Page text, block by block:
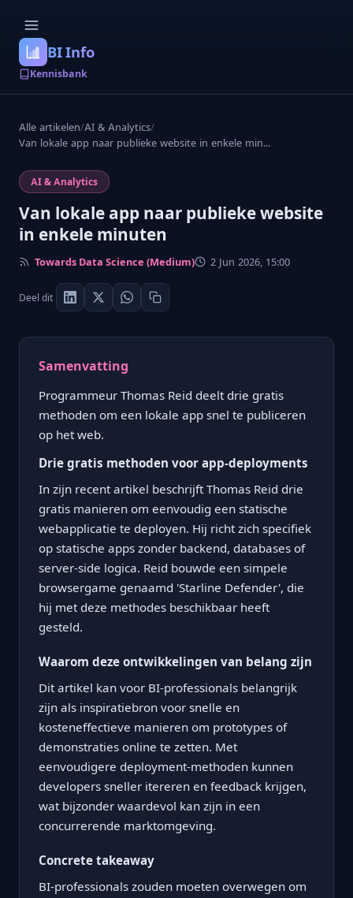
BI Info
Kennisbank
Alle artikelen/AI & Analytics/
Van lokale app naar publieke website in enkele min...
AI & Analytics
Van lokale app naar publieke website
in enkele minuten
Towards Data Science (Medium) 2 Jun 2026, 15:00
Deel dit
Samenvatting
Programmeur Thomas Reid deelt drie gratis
methoden om een lokale app snel te publiceren
op het web.
Drie gratis methoden voor app-deployments
In zijn recent artikel beschrijft Thomas Reid drie
gratis manieren om eenvoudig een statische
webapplicatie te deployen. Hij richt zich specifiek
op statische apps zonder backend, databases of
server-side logica. Reid bouwde een simpele
browsergame genaamd 'Starline Defender', die
hij met deze methodes beschikbaar heeft
gesteld.
Waarom deze ontwikkelingen van belang zijn
Dit artikel kan voor BI-professionals belangrijk
zijn als inspiratiebron voor snelle en
kosteneffectieve manieren om prototypes of
demonstraties online te zetten. Met
eenvoudigere deployment-methoden kunnen
developers sneller itereren en feedback krijgen,
wat bijzonder waardevol kan zijn in een
concurrerende marktomgeving.
Concrete takeaway
BI-professionals zouden moeten overwegen om